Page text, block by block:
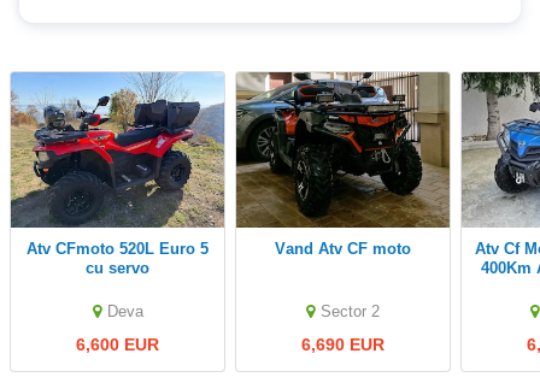
Atv CFmoto 520L Euro 5
cu servo
Deva
6,600 EUR
Vand Atv CF moto
Sector 2
6,690 EUR
Atv Cf Moto 450L Far Led
400Km